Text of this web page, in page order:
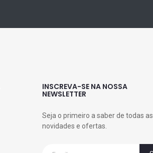
INSCREVA-SE NA NOSSA
NEWSLETTER
Seja o primeiro a saber de todas as
novidades e ofertas.